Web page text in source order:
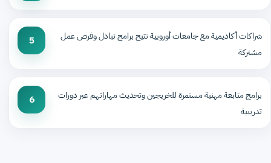
شراكات أكاديمية مع جامعات أوروبية تتيح برامج تبادل وفرص عمل
مشتركة
5
برامج متابعة مهنية مستمرة للخريجين وتحديث مهاراتهم عبر دورات
تدريبية
6